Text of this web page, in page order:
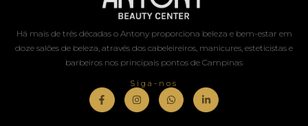
Há mais de três décadas o Antony proporciona beleza e bem-estar em
doze salões de beleza, através dos cabeleireiros, manicures, esteticistas e
barbeiros nos principais pontos de Campinas
Siga-nos